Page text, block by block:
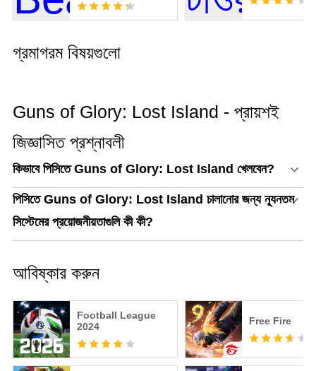
গ্রমাগরম বিষয়গুলো
Guns of Glory: Lost Island - প্রায়শই
জিজ্ঞাসিত প্রশ্নাবলী
কিভাবে পিসিতে Guns of Glory: Lost Island খেলবেন?
পিসিতে Guns of Glory: Lost Island চালানোর জন্য ন্যূনতম
সিস্টেমের প্রয়োজনীয়তাগুলি কী কী?
আবিষ্কার করুন
Football League
2024
Free Fire